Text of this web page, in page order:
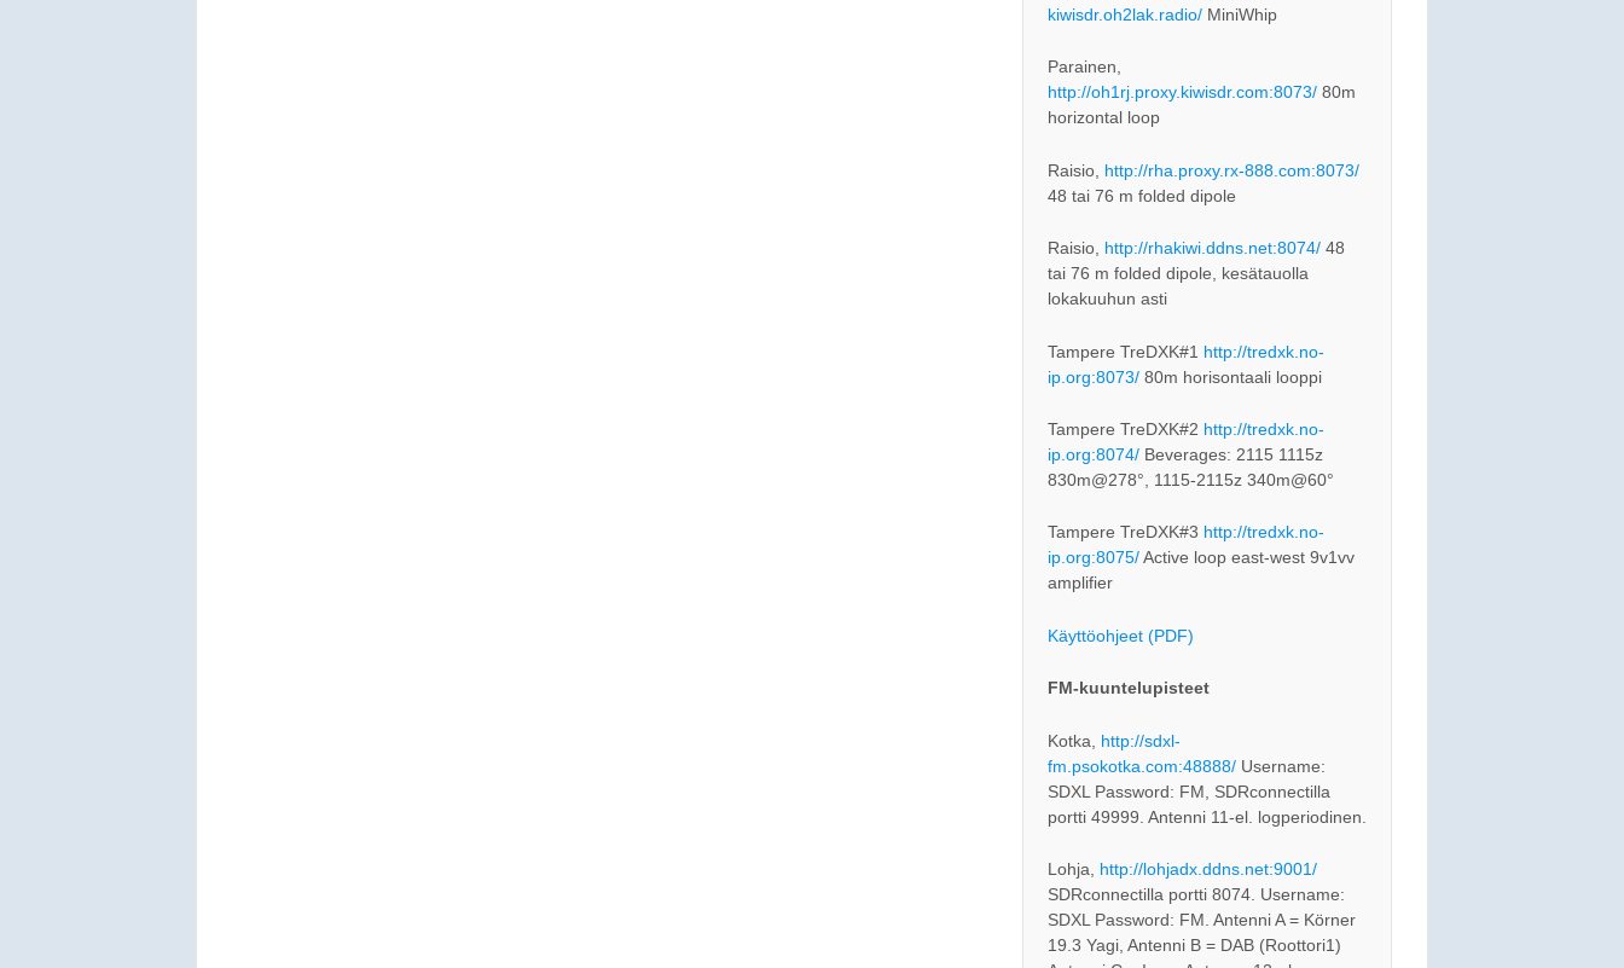
kiwisdr.oh2lak.radio/MiniWhip
Parainen,
http://oh1rj.proxy.kiwisdr.com:8073/80m
horizontal loop
Raisio, http://rha.proxy.rx-888.com:8073/
48 tai 76 m folded dipole
Raisio, http://rhakiwi.ddns.net:8074/48
tai 76 m folded dipole, kesätauolla
lokakuuhun asti
Tampere TreDXK#1 http://tredxk.no-
ip.org:8073/80m horisontaali looppi
Tampere TreDXK#2 http://tredxk.no-
ip.org:8074/Beverages: 2115 1115z
830m@278°, 1115-2115z 340m@60°
Tampere TreDXK#3 http://tredxk.no-
ip.org:8075/Active loop east-west 9v1vv
amplifier
Käyttöohjeet (PDF)
FM-kuuntelupisteet
Kotka, http://sdxl-
fm.psokotka.com:48888/Username:
SDXL Password: FM, SDRconnectilla
portti 49999. Antenni 11-el. logperiodinen.
Lohja, http://lohjadx.ddns.net:9001/
SDRconnectilla portti 8074. Username:
SDXL Password: FM. Antenni A = Körner
19.3 Yagi, Antenni B = DAB (Roottori1)